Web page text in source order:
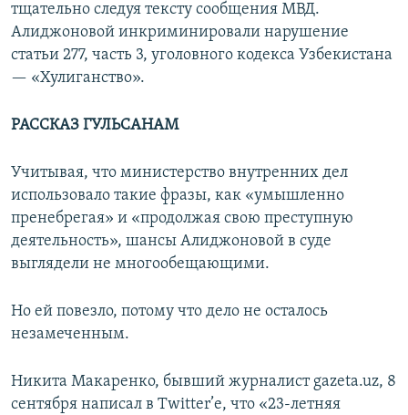
тщательно следуя тексту сообщения МВД.
Алиджоновой инкриминировали нарушение
статьи 277, часть 3, уголовного кодекса Узбекистана
— «Хулиганство».
РАССКАЗ ГУЛЬСАНАМ
Учитывая, что министерство внутренних дел
использовало такие фразы, как «умышленно
пренебрегая» и «продолжая свою преступную
деятельность», шансы Алиджоновой в суде
выглядели не многообещающими.
Но ей повезло, потому что дело не осталось
незамеченным.
Никита Макаренко, бывший журналист gazeta.uz, 8
сентября написал в Twitter’е, что «23-летняя